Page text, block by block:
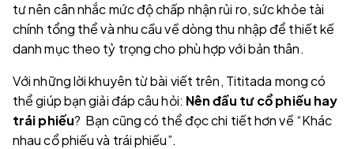
tư nên cân nhắc mức độ chấp nhận rủi ro, sức khỏe tài
chính tổng thể và nhu cầu về dòng thu nhập để thiết kế
danh mục theo tỷ trọng cho phù hợp với bản thân.
Với những lời khuyên từ bài viết trên, Tititada mong có
thể giúp bạn giải đáp câu hỏi: Nên đầu tư cổ phiếu hay
trái phiếu? Bạn cũng có thể đọc chi tiết hơn về “Khác
nhau cổ phiếu và trái phiếu”.